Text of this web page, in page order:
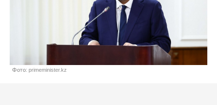
Фото: primeminister.kz